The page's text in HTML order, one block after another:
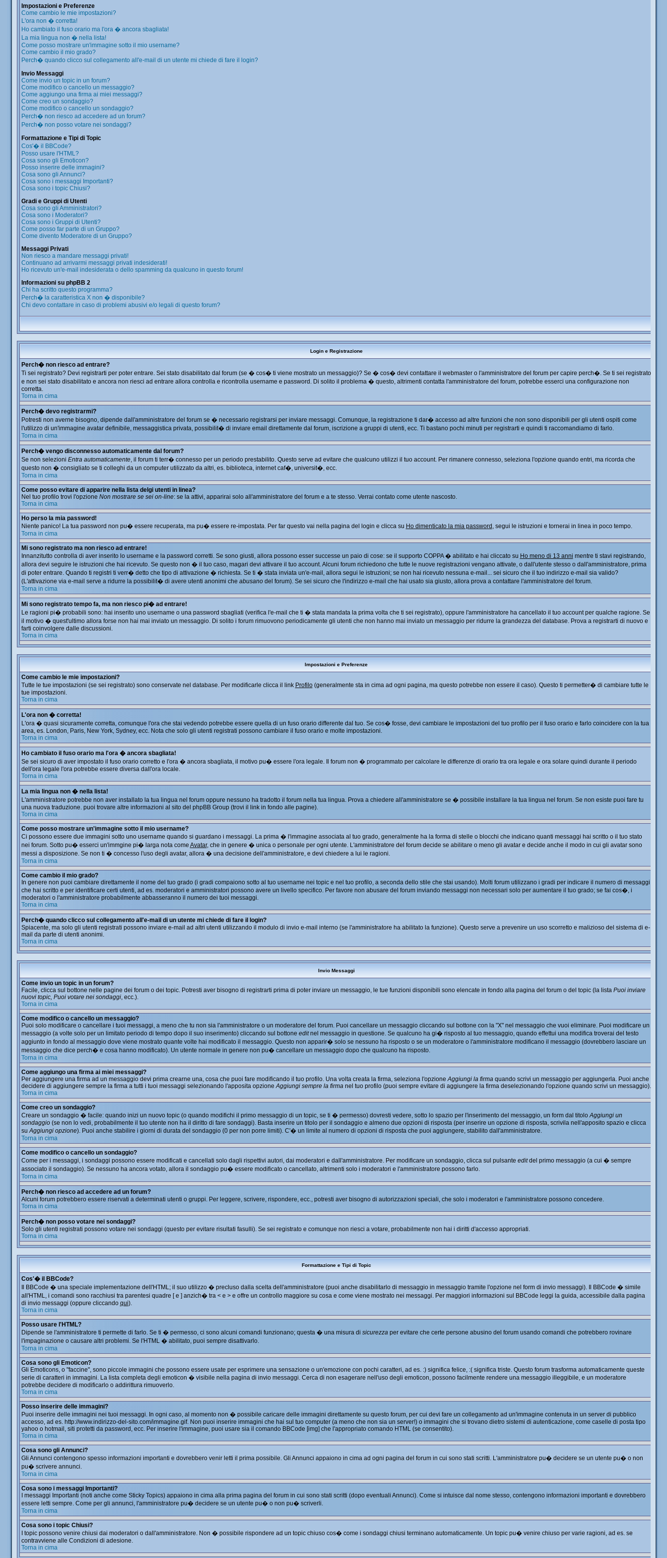
Impostazioni e Preferenze
Come cambio le mie impostazioni?
L'ora non � corretta!
Ho cambiato il fuso orario ma l'ora � ancora sbagliata!
La mia lingua non � nella lista!
Come posso mostrare un'immagine sotto il mio username?
Come cambio il mio grado?
Perch� quando clicco sul collegamento all'e-mail di un utente mi chiede di fare il login?
Invio Messaggi
Come invio un topic in un forum?
Come modifico o cancello un messaggio?
Come aggiungo una firma ai miei messaggi?
Come creo un sondaggio?
Come modifico o cancello un sondaggio?
Perch� non riesco ad accedere ad un forum?
Perch� non posso votare nei sondaggi?
Formattazione e Tipi di Topic
Cos'� il BBCode?
Posso usare l'HTML?
Cosa sono gli Emoticon?
Posso inserire delle immagini?
Cosa sono gli Annunci?
Cosa sono i messaggi Importanti?
Cosa sono i topic Chiusi?
Gradi e Gruppi di Utenti
Cosa sono gli Amministratori?
Cosa sono i Moderatori?
Cosa sono i Gruppi di Utenti?
Come posso far parte di un Gruppo?
Come divento Moderatore di un Gruppo?
Messaggi Privati
Non riesco a mandare messaggi privati!
Continuano ad arrivarmi messaggi privati indesiderati!
Ho ricevuto un'e-mail indesiderata o dello spamming da qualcuno in questo forum!
Informazioni su phpBB 2
Chi ha scritto questo programma?
Perch� la caratteristica X non � disponibile?
Chi devo contattare in caso di problemi abusivi e/o legali di questo forum?
Login e Registrazione
Perch� non riesco ad entrare?
Ti sei registrato? Devi registrarti per poter entrare. Sei stato disabilitato dal forum (se � cos� ti viene mostrato un messaggio)? Se � cos� devi contattare il webmaster o l'amministratore del forum per capire perch�. Se ti sei registrato
e non sei stato disabilitato e ancora non riesci ad entrare allora controlla e ricontrolla username e password. Di solito il problema � questo, altrimenti contatta l'amministratore del forum, potrebbe esserci una configurazione non
corretta.
Torna in cima
Perch� devo registrarmi?
Potresti non averne bisogno, dipende dall'amministratore del forum se � necessario registrarsi per inviare messaggi. Comunque, la registrazione ti dar� accesso ad altre funzioni che non sono disponibili per gli utenti ospiti come
l'utilizzo di un'immagine avatar definibile, messaggistica privata, possibilit� di inviare email direttamente dal forum, iscrizione a gruppi di utenti, ecc. Ti bastano pochi minuti per registrarti e quindi ti raccomandiamo di farlo.
Torna in cima
Perch� vengo disconnesso automaticamente dal forum?
Se non selezioni Entra automaticamente, il forum ti terr� connesso per un periodo prestabilito. Questo serve ad evitare che qualcuno utilizzi il tuo account. Per rimanere connesso, seleziona l'opzione quando entri, ma ricorda che
questo non � consigliato se ti colleghi da un computer utilizzato da altri, es. biblioteca, internet caf�, universit�, ecc.
Torna in cima
Come posso evitare di apparire nella lista delgi utenti in linea?
Nel tuo profilo trovi l'opzione Non mostrare se sei on-line: se la attivi, apparirai solo all'amministratore del forum e a te stesso. Verrai contato come utente nascosto.
Torna in cima
Ho perso la mia password!
Niente panico! La tua password non pu� essere recuperata, ma pu� essere re-impostata. Per far questo vai nella pagina del login e clicca su Ho dimenticato la mia password , segui le istruzioni e tornerai in linea in poco tempo.
Torna in cima
Mi sono registrato ma non riesco ad entrare!
Innanzitutto controlla di aver inserito lo username e la password corretti. Se sono giusti, allora possono esser successe un paio di cose: se il supporto COPPA � abilitato e hai cliccato su Ho meno di 13 anni mentre ti stavi registrando,
allora devi seguire le istruzioni che hai ricevuto. Se questo non � il tuo caso, magari devi attivare il tuo account. Alcuni forum richiedono che tutte le nuove registrazioni vengano attivate, o dall'utente stesso o dall'amministratore, prima
di poter entrare. Quando ti registri ti verr� detto che tipo di attivazione � richiesta. Se ti � stata inviata un'e-mail, allora segui le istruzioni; se non hai ricevuto nessuna e-mail... sei sicuro che il tuo indirizzo e-mail sia valido?
(L'attivazione via e-mail serve a ridurre la possibilit� di avere utenti anonimi che abusanodel forum). Se sei sicuro che l'indirizzo e-mail che hai usato sia giusto, allora prova a contattare l'amministratore del forum.
Torna in cima
Mi sono registrato tempo fa, ma non riesco pi� ad entrare!
Le ragioni pi� probabili sono: hai inserito uno username o una password sbagliati (verifica l'e-mail che ti � stata mandata la prima volta che ti sei registrato), oppure l'amministratore ha cancellato il tuo account per qualche ragione. Se
il motivo � quest'ultimo allora forse non hai mai inviato un messaggio. Di solito i forum rimuovono periodicamente gli utenti che non hanno mai inviato un messaggio per ridurre la grandezza del database. Prova a registrarti di nuovo e
farti coinvolgere dalle discussioni.
Torna in cima
Impostazioni e Preferenze
Come cambio le mie impostazioni?
Tutte le tue impostazioni (se sei registrato) sono conservate nel database. Per modificarle clicca il link Profilo(generalmente sta in cima ad ogni pagina, ma questo potrebbe non essere il caso). Questo ti permetter� di cambiare tutte le
tue impostazioni.
Torna in cima
L'ora non � corretta!
L'ora � quasi sicuramente corretta, comunque l'ora che stai vedendo potrebbe essere quella di un fuso orario differente dal tuo. Se cos� fosse, devi cambiare le impostazioni del tuo profilo per il fuso orario e farlo coincidere con la tua
area, es. London, Paris, New York, Sydney, ecc. Nota che solo gli utenti registrati possono cambiare il fuso orario e molte impostazioni.
Torna in cima
Ho cambiato il fuso orario ma l'ora � ancora sbagliata!
Se sei sicuro di aver impostato il fuso orario corretto e l'ora � ancora sbagliata, il motivo pu� essere l'ora legale. Il forum non � programmato per calcolare le differenze di orario tra ora legale e ora solare quindi durante il periodo
dell'ora legale l'ora potrebbe essere diversa dall'ora locale.
Torna in cima
La mia lingua non � nella lista!
L'amministratore potrebbe non aver installato la tua lingua nel forum oppure nessuno ha tradotto il forum nella tua lingua. Prova a chiedere all'amministratore se � possibile installare la tua lingua nel forum. Se non esiste puoi fare tu
una nuova traduzione. puoi trovare altre informazioni al sito del phpBB Group (trovi il link in fondo alle pagine).
Torna in cima
Come posso mostrare un'immagine sotto il mio username?
Ci possono essere due immagini sotto uno username quando si guardano i messaggi. La prima � l'immagine associata al tuo grado, generalmente ha la forma di stelle o blocchi che indicano quanti messaggi hai scritto o il tuo stato
nei forum. Sotto pu� esserci un'immgine pi� larga nota come Avatar, che in genere � unica o personale per ogni utente. L'amministratore del forum decide se abilitare o meno gli avatar e decide anche il modo in cui gli avatar sono
messi a disposizione. Se non ti � concesso l'uso degli avatar, allora � una decisione dell'amministratore, e devi chiedere a lui le ragioni.
Torna in cima
Come cambio il mio grado?
In genere non puoi cambiare direttamente il nome del tuo grado (i gradi compaiono sotto al tuo username nei topic e nel tuo profilo, a seconda dello stile che stai usando). Molti forum utilizzano i gradi per indicare il numero di messaggi
che hai scritto e per identificare certi utenti, ad es. moderatori e amministratori possono avere un livello specifico. Per favore non abusare del forum inviando messaggi non necessari solo per aumentare il tuo grado; se fai cos�, i
moderatori o l'amministratore probabilmente abbasseranno il numero dei tuoi messaggi.
Torna in cima
Perch� quando clicco sul collegamento all'e-mail di un utente mi chiede di fare il login?
Spiacente, ma solo gli utenti registrati possono inviare e-mail ad altri utenti utilizzando il modulo di invio e-mail interno (se l'amministratore ha abilitato la funzione). Questo serve a prevenire un uso scorretto e malizioso del sistema di e-
mail da parte di utenti anonimi.
Torna in cima
Invio Messaggi
Come invio un topic in un forum?
Facile, clicca sul bottone nelle pagine dei forum o dei topic. Potresti aver bisogno di registrarti prima di poter inviare un messaggio, le tue funzioni disponibili sono elencate in fondo alla pagina del forum o del topic (la lista Puoi inviare
nuovi topic, Puoi votare nei sondaggi, ecc.).
Torna in cima
Come modifico o cancello un messaggio?
Puoi solo modificare o cancellare i tuoi messaggi, a meno che tu non sia l'amministratore o un moderatore del forum. Puoi cancellare un messaggio cliccando sul bottone con la "X" nel messaggio che vuoi eliminare. Puoi modificare un
messaggio (a volte solo per un limitato periodo di tempo dopo il suo inserimento) cliccando sul bottone editnel messaggio in questione. Se qualcuno ha gi� risposto al tuo messaggio, quando effettui una modifica troverai del testo
aggiunto in fondo al messaggio dove viene mostrato quante volte hai modificato il messaggio. Questo non apparir� solo se nessuno ha risposto o se un moderatore o l'amministratore modificano il messaggio (dovrebbero lasciare un
messaggio che dice perch� e cosa hanno modificato). Un utente normale in genere non pu� cancellare un messaggio dopo che qualcuno ha risposto.
Torna in cima
Come aggiungo una firma ai miei messaggi?
Per aggiungere una firma ad un messaggio devi prima crearne una, cosa che puoi fare modificando il tuo profilo. Una volta creata la firma, seleziona l'opzioneAggiungi la firmaquando scrivi un messaggio per aggiungerla. Puoi anche
decidere di aggiungere sempre la firma a tutti i tuoi messaggi selezionando l'apposita opzioneAggiungi sempre la firmanel tuo profilo (puoi sempre evitare di aggiungere la firma deselezionando l'opzione quando scrivi un messaggio).
Torna in cima
Come creo un sondaggio?
Creare un sondaggio � facile: quando inizi un nuovo topic (o quando modifichi il primo messaggio di un topic, se ti � permesso) dovresti vedere, sotto lo spazio per l'inserimento del messaggio, un form dal titoloAggiungi un
sondaggio(se non lo vedi, probabilmente il tuo utente non ha il diritto di fare sondaggi). Basta inserire un titolo per il sondaggio e almeno due opzioni di risposta (per inserire un opzione di risposta, scrivila nell'apposito spazio e clicca
suAggiungi opzione). Puoi anche stabilire i giorni di durata del sondaggio (0 per non porre limiti). C'� un limite al numero di opzioni di risposta che puoi aggiungere, stabilito dall'amministratore.
Torna in cima
Come modifico o cancello un sondaggio?
Come per i messaggi, i sondaggi possono essere modificati e cancellati solo dagli rispettivi autori, dai moderatori e dall'amministratore. Per modificare un sondaggio, clicca sul pulsante editdel primo messaggio (a cui � sempre
associato il sondaggio). Se nessuno ha ancora votato, allora il sondaggio pu� essere modificato o cancellato, altrimenti solo i moderatori e l'amministratore possono farlo.
Torna in cima
Perch� non riesco ad accedere ad un forum?
Alcuni forum potrebbero essere riservati a determinati utenti o gruppi. Per leggere, scrivere, rispondere, ecc., potresti aver bisogno di autorizzazioni speciali, che solo i moderatori e l'amministratore possono concedere.
Torna in cima
Perch� non posso votare nei sondaggi?
Solo gli utenti registrati possono votare nei sondaggi (questo per evitare risultati fasulli). Se sei registrato e comunque non riesci a votare, probabilmente non hai i diritti d'accesso appropriati.
Torna in cima
Formattazione e Tipi di Topic
Cos'� il BBCode?
Il BBCode � una speciale implementazione dell'HTML; il suo utilizzo � precluso dalla scelta dell'amministratore (puoi anche disabilitarlo di messaggio in messaggio tramite l'opzione nel form di invio messaggi). Il BBCode � simile
all'HTML, i comandi sono racchiusi tra parentesi quadre [ e ] anzich� tra < e > e offre un controllo maggiore su cosa e come viene mostrato nei messaggi. Per maggiori informazioni sul BBCode leggi la guida, accessibile dalla pagina
di invio messaggi (oppure cliccando qui).
Torna in cima
Posso usare l'HTML?
Dipende se l'amministratore ti permette di farlo. Se ti � permesso, ci sono alcuni comandi funzionano; questa � una misura di sicurezzaper evitare che certe persone abusino del forum usando comandi che potrebbero rovinare
l'impaginazione o causare altri problemi. Se l'HTML � abilitato, puoi sempre disattivarlo.
Torna in cima
Cosa sono gli Emoticon?
Gli Emoticons, o "faccine", sono piccole immagini che possono essere usate per esprimere una sensazione o un'emozione con pochi caratteri, ad es. :) significa felice, :( significa triste. Questo forum trasforma automaticamente queste
serie di caratteri in immagini. La lista completa degli emoticon � visibile nella pagina di invio messaggi. Cerca di non esagerare nell'uso degli emoticon, possono facilmente rendere una messaggio illeggibile, e un moderatore
potrebbe decidere di modificarlo o addirittura rimuoverlo.
Torna in cima
Posso inserire delle immagini?
Puoi inserire delle immagini nei tuoi messaggi. In ogni caso, al momento non � possibile caricare delle immagini direttamente su questo forum, per cui devi fare un collegamento ad un'immagine contenuta in un server di pubblico
accesso, ad es. http://www.indirizzo-del-sito.com/immagine.gif. Non puoi inserire immagini che hai sul tuo computer (a meno che non sia un server!) o immagini che si trovano dietro sistemi di autenticazione, come caselle di posta tipo
yahoo o hotmail, siti protetti da password, ecc. Per inserire l'immagine, puoi usare sia il comando BBCode [img] che l'appropriato comando HTML (se consentito).
Torna in cima
Cosa sono gli Annunci?
Gli Annunci contengono spesso informazioni importanti e dovrebbero venir letti il prima possibile. Gli Annunci appaiono in cima ad ogni pagina del forum in cui sono stati scritti. L'amministratore pu� decidere se un utente pu� o non
pu� scrivere annunci.
Torna in cima
Cosa sono i messaggi Importanti?
I messaggi Importanti (noti anche come Sticky Topics) appaiono in cima alla prima pagina del forum in cui sono stati scritti (dopo eventuali Annunci). Come si intuisce dal nome stesso, contengono informazioni importanti e dovrebbero
essere letti sempre. Come per gli annunci, l'amministratore pu� decidere se un utente pu� o non pu� scriverli.
Torna in cima
Cosa sono i topic Chiusi?
I topic possono venire chiusi dai moderatori o dall'amministratore. Non � possibile rispondere ad un topic chiuso cos� come i sondaggi chiusi terminano automaticamente. Un topic pu� venire chiuso per varie ragioni, ad es. se
contravviene alle Condizioni di adesione.
Torna in cima